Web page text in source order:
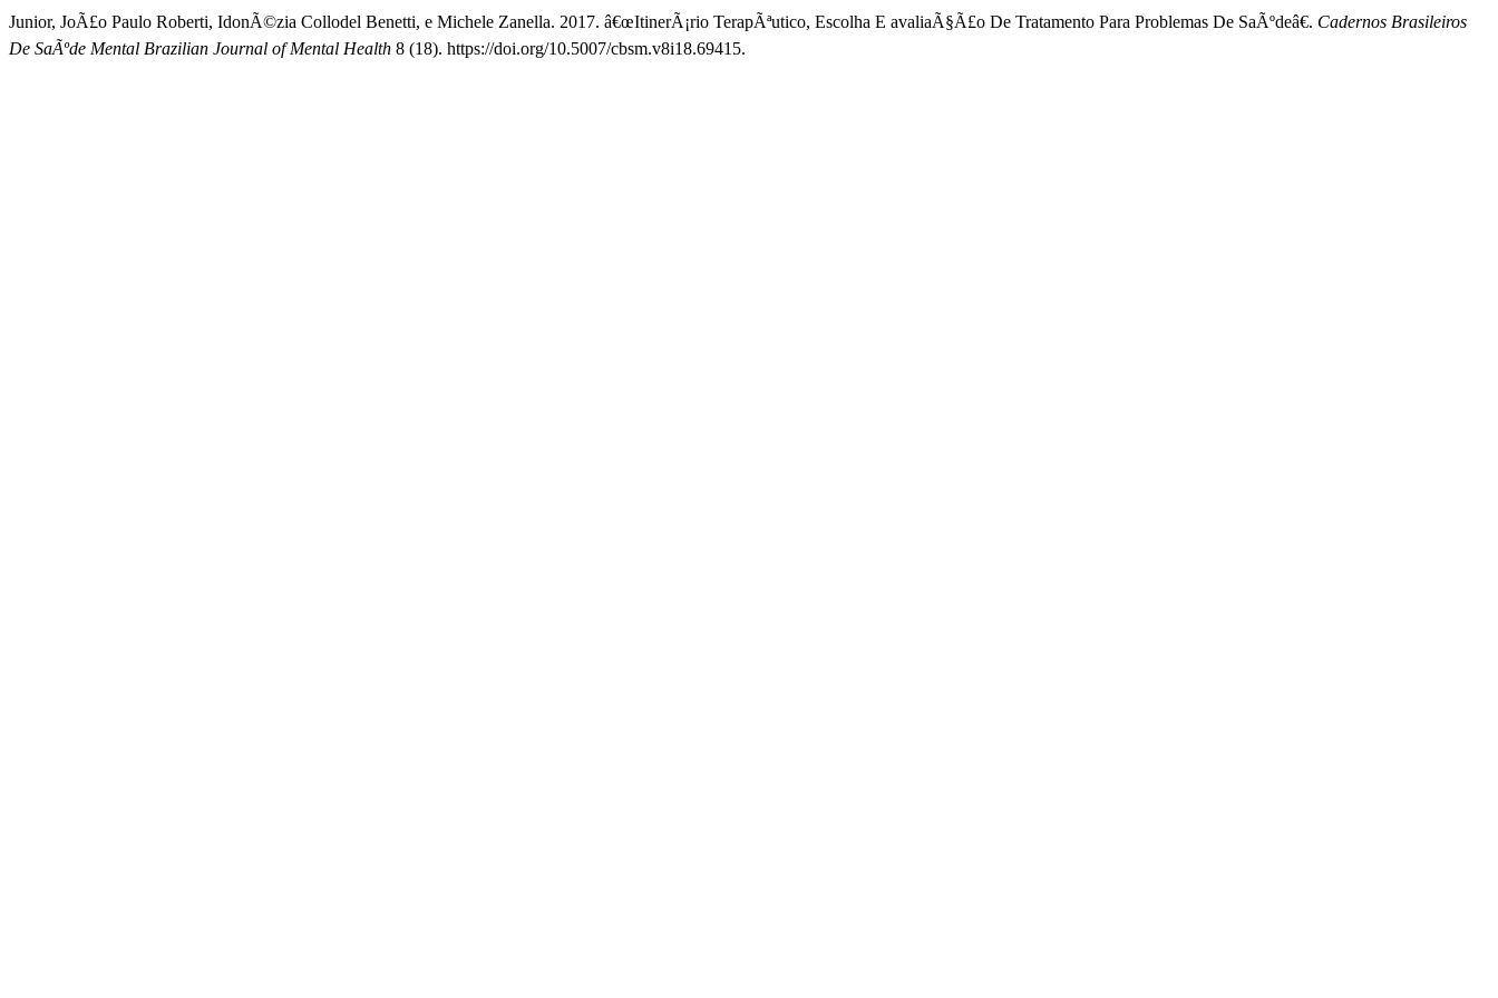
Junior, JoÃ£o Paulo Roberti, IdonÃ©zia Collodel Benetti, e Michele Zanella. 2017. â€œItinerÃ¡rio TerapÃªutico, Escolha E avaliaÃ§Ã£o De Tratamento Para Problemas De SaÃºdeâ€. Cadernos Brasileiros
De SaÃºde Mental Brazilian Journal of Mental Health 8 (18). https://doi.org/10.5007/cbsm.v8i18.69415.